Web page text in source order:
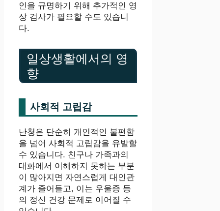
인을 규명하기 위해 추가적인 영
상 검사가 필요할 수도 있습니
다.
일상생활에서의 영
향
사회적 고립감
난청은 단순히 개인적인 불편함
을 넘어 사회적 고립감을 유발할
수 있습니다. 친구나 가족과의
대화에서 이해하지 못하는 부분
이 많아지면 자연스럽게 대인관
계가 줄어들고, 이는 우울증 등
의 정신 건강 문제로 이어질 수